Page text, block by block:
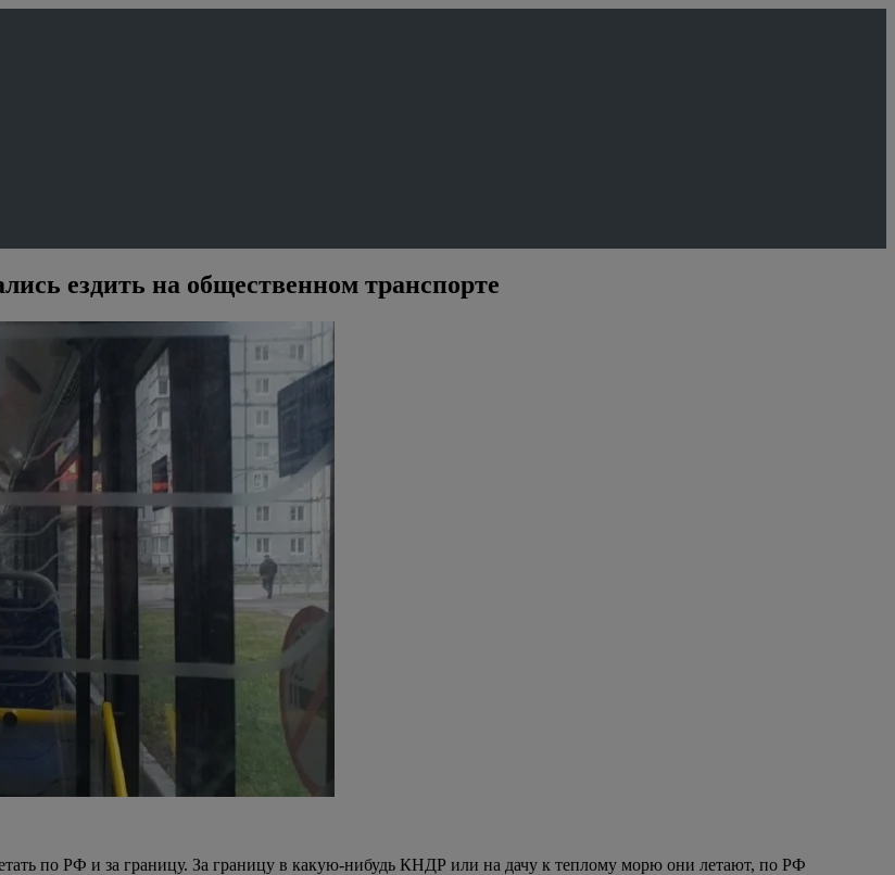
ездить на общественном транспорте
по РФ и за границу. За границу в какую-нибудь КНДР или на дачу к теплому морю они летают, по РФ